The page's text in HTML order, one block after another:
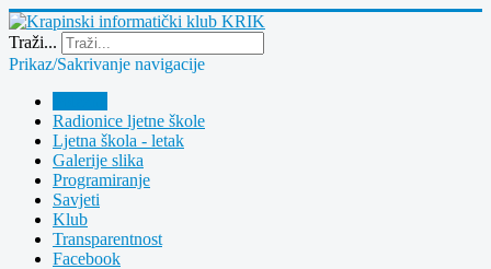
Traži...
Prikaz/Sakrivanje navigacije
Radionice ljetne škole
Ljetna škola - letak
Galerije slika
Programiranje
Savjeti
Klub
Transparentnost
Facebook
Year
Month
Year
Month